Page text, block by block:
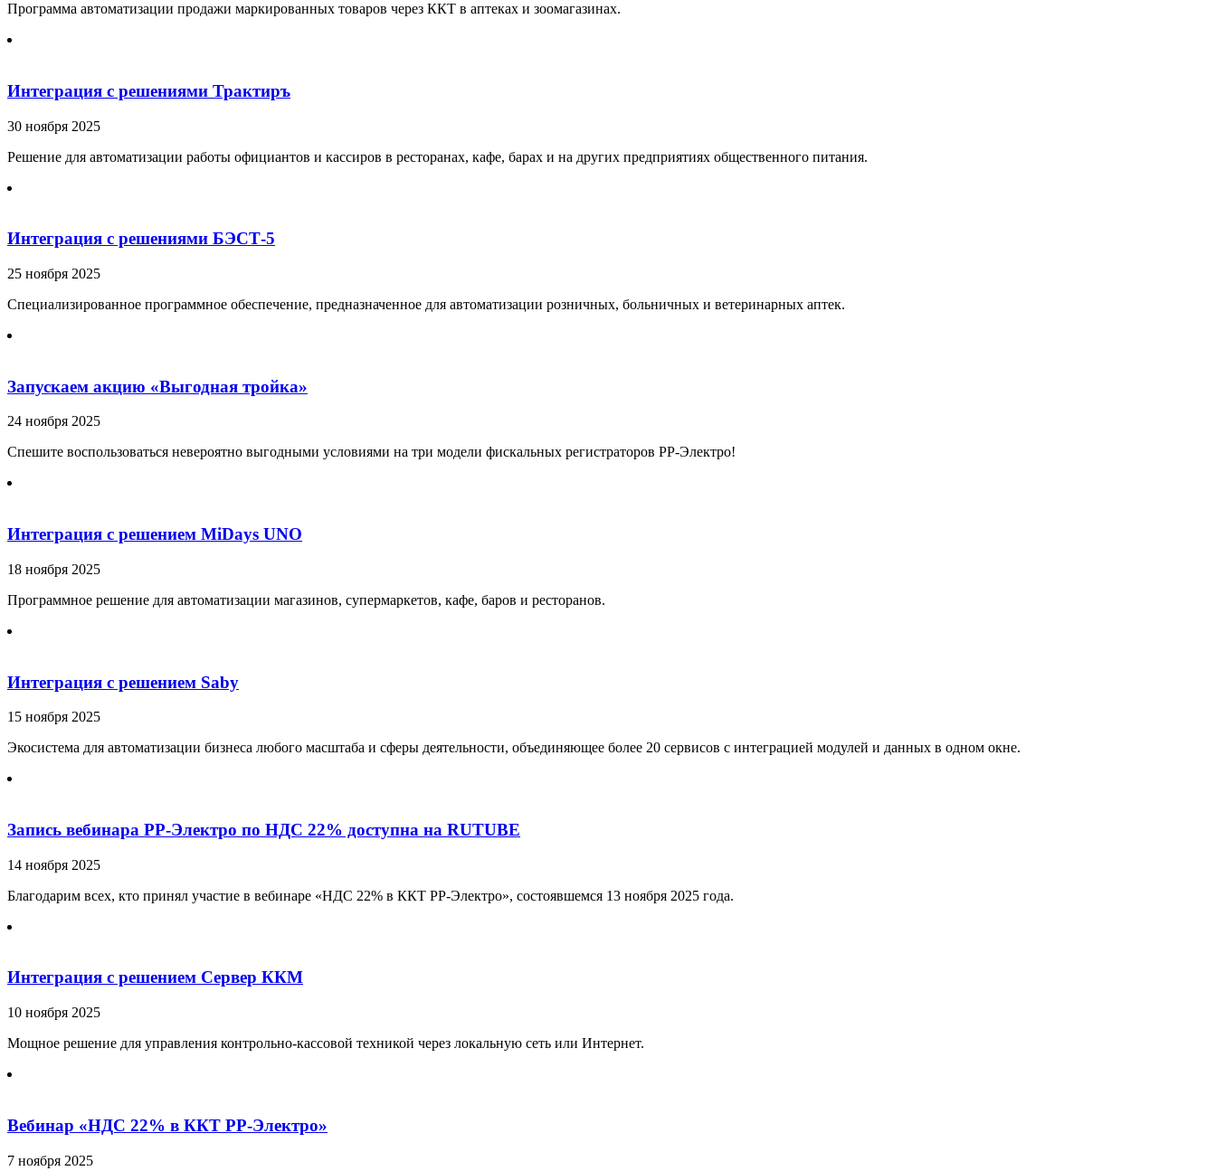
Программа автоматизации продажи маркированных товаров через ККТ в аптеках и зоомагазинах.
Интеграция с решениями Трактиръ
30 ноября 2025
Решение для автоматизации работы официантов и кассиров в ресторанах, кафе, барах и на других предприятиях общественного питания.
Интеграция с решениями БЭСТ-5
25 ноября 2025
Специализированное программное обеспечение, предназначенное для автоматизации розничных, больничных и ветеринарных аптек.
Запускаем акцию «Выгодная тройка»
24 ноября 2025
Спешите воспользоваться невероятно выгодными условиями на три модели фискальных регистраторов РР-Электро!
Интеграция с решением MiDays UNO
18 ноября 2025
Программное решение для автоматизации магазинов, супермаркетов, кафе, баров и ресторанов.
Интеграция с решением Saby
15 ноября 2025
Экосистема для автоматизации бизнеса любого масштаба и сферы деятельности, объединяющее более 20 сервисов с интеграцией модулей и данных в одном окне.
Запись вебинара РР-Электро по НДС 22% доступна на RUTUBE
14 ноября 2025
Благодарим всех, кто принял участие в вебинаре «НДС 22% в ККТ РР-Электро», состоявшемся 13 ноября 2025 года.
Интеграция с решением Сервер ККМ
10 ноября 2025
Мощное решение для управления контрольно-кассовой техникой через локальную сеть или Интернет.
Вебинар «НДС 22% в ККТ РР-Электро»
7 ноября 2025